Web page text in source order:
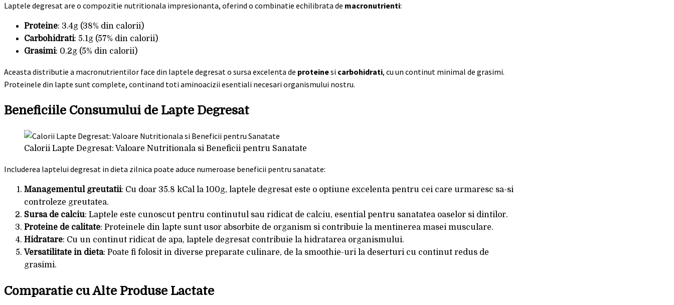
Laptele degresat are o compozitie nutritionala impresionanta, oferind o combinatie echilibrata de macronutrienti:
Proteine: 3.4g (38% din calorii)
Carbohidrati: 5.1g (57% din calorii)
Grasimi: 0.2g (5% din calorii)
Aceasta distributie a macronutrientilor face din laptele degresat o sursa excelenta de proteinesi carbohidrati, cu un continut minimal de grasimi.
Proteinele din lapte sunt complete, continand toti aminoacizii esentiali necesari organismului nostru.
Beneficiile Consumului de Lapte Degresat
Calorii Lapte Degresat: Valoare Nutritionala si Beneficii pentru Sanatate
Includerea laptelui degresat in dieta zilnica poate aduce numeroase beneficii pentru sanatate:
Managementul greutatii: Cu doar 35.8 kCal la 100g, laptele degresat este o optiune excelenta pentru cei care urmaresc sa-si
controleze greutatea.
Sursa de calciu: Laptele este cunoscut pentru continutul sau ridicat de calciu, esential pentru sanatatea oaselor si dintilor.
Proteine de calitate: Proteinele din lapte sunt usor absorbite de organism si contribuie la mentinerea masei musculare.
Hidratare: Cu un continut ridicat de apa, laptele degresat contribuie la hidratarea organismului.
Versatilitate in dieta: Poate fi folosit in diverse preparate culinare, de la smoothie-uri la deserturi cu continut redus de
grasimi.
Comparatie cu Alte Produse Lactate